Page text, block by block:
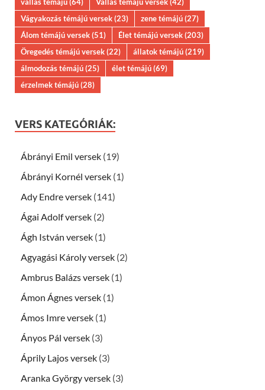
Vágyakozás témájú versek(23) zene témájú(27)
Álom témájú versek(51) Élet témájú versek(203)
Öregedés témájú versek(22) állatok témájú(219)
álmodozás témájú(25) élet témájú(69)
érzelmek témájú(28)
VERS KATEGÓRIÁK:
Ábrányi Emil versek (19)
Ábrányi Kornél versek (1)
Ady Endre versek (141)
Ágai Adolf versek (2)
Ágh István versek (1)
Agyagási Károly versek (2)
Ambrus Balázs versek (1)
Ámon Ágnes versek (1)
Ámos Imre versek (1)
Ányos Pál versek (3)
Áprily Lajos versek (3)
Aranka György versek (3)